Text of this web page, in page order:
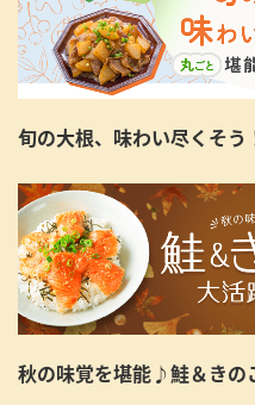
旬の大根、味わい尽くそ
秋の味覚を堪能♪鮭＆きの